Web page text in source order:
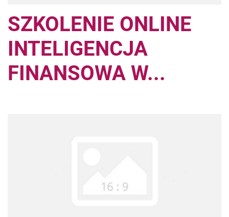
SZKOLENIE ONLINE
INTELIGENCJA
FINANSOWA W...